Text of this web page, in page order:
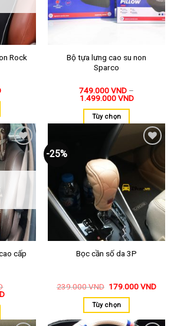
Rock
Bộ tựa lưng cao su non
Sparco
749.000VND –
1.499.000VND
Tùy chọn
Thêm
vào
yêu
cấp
-25%
vào
yêu
Bọc cần số da 3P
239.000VND 179.000VND
Tùy chọn